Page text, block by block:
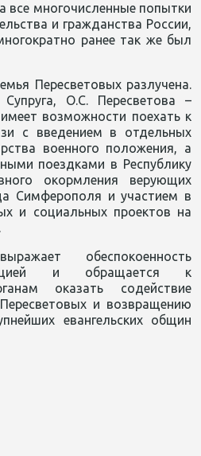
все многочисленные попытки
и гражданства России,
ранее так же был
Пересветовых разлучена.
О.С. Пересветова –
возможности поехать к
с введением в отдельных
военного положения, а
поездками в Республику
окормления верующих
Симферополя и участием в
и социальных проектов на
обеспокоенность
и обращается к
оказать содействие
и возвращению
евангельских общин